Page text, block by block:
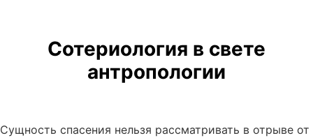
Сотериология в свете
антропологии
Сущность спасения нельзя рассматривать в отрыве от